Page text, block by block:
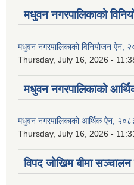
मधुवन नगरपालिकाको
मधुवन नगरपालिकाको विनियोजन ऐन,
Thursday, July 16, 2026 -
मधुवन नगरपालिकाको
मधुवन नगरपालिकाको आर्थिक ऐन,
Thursday, July 16, 2026 -
विपद जोखिम बीमा